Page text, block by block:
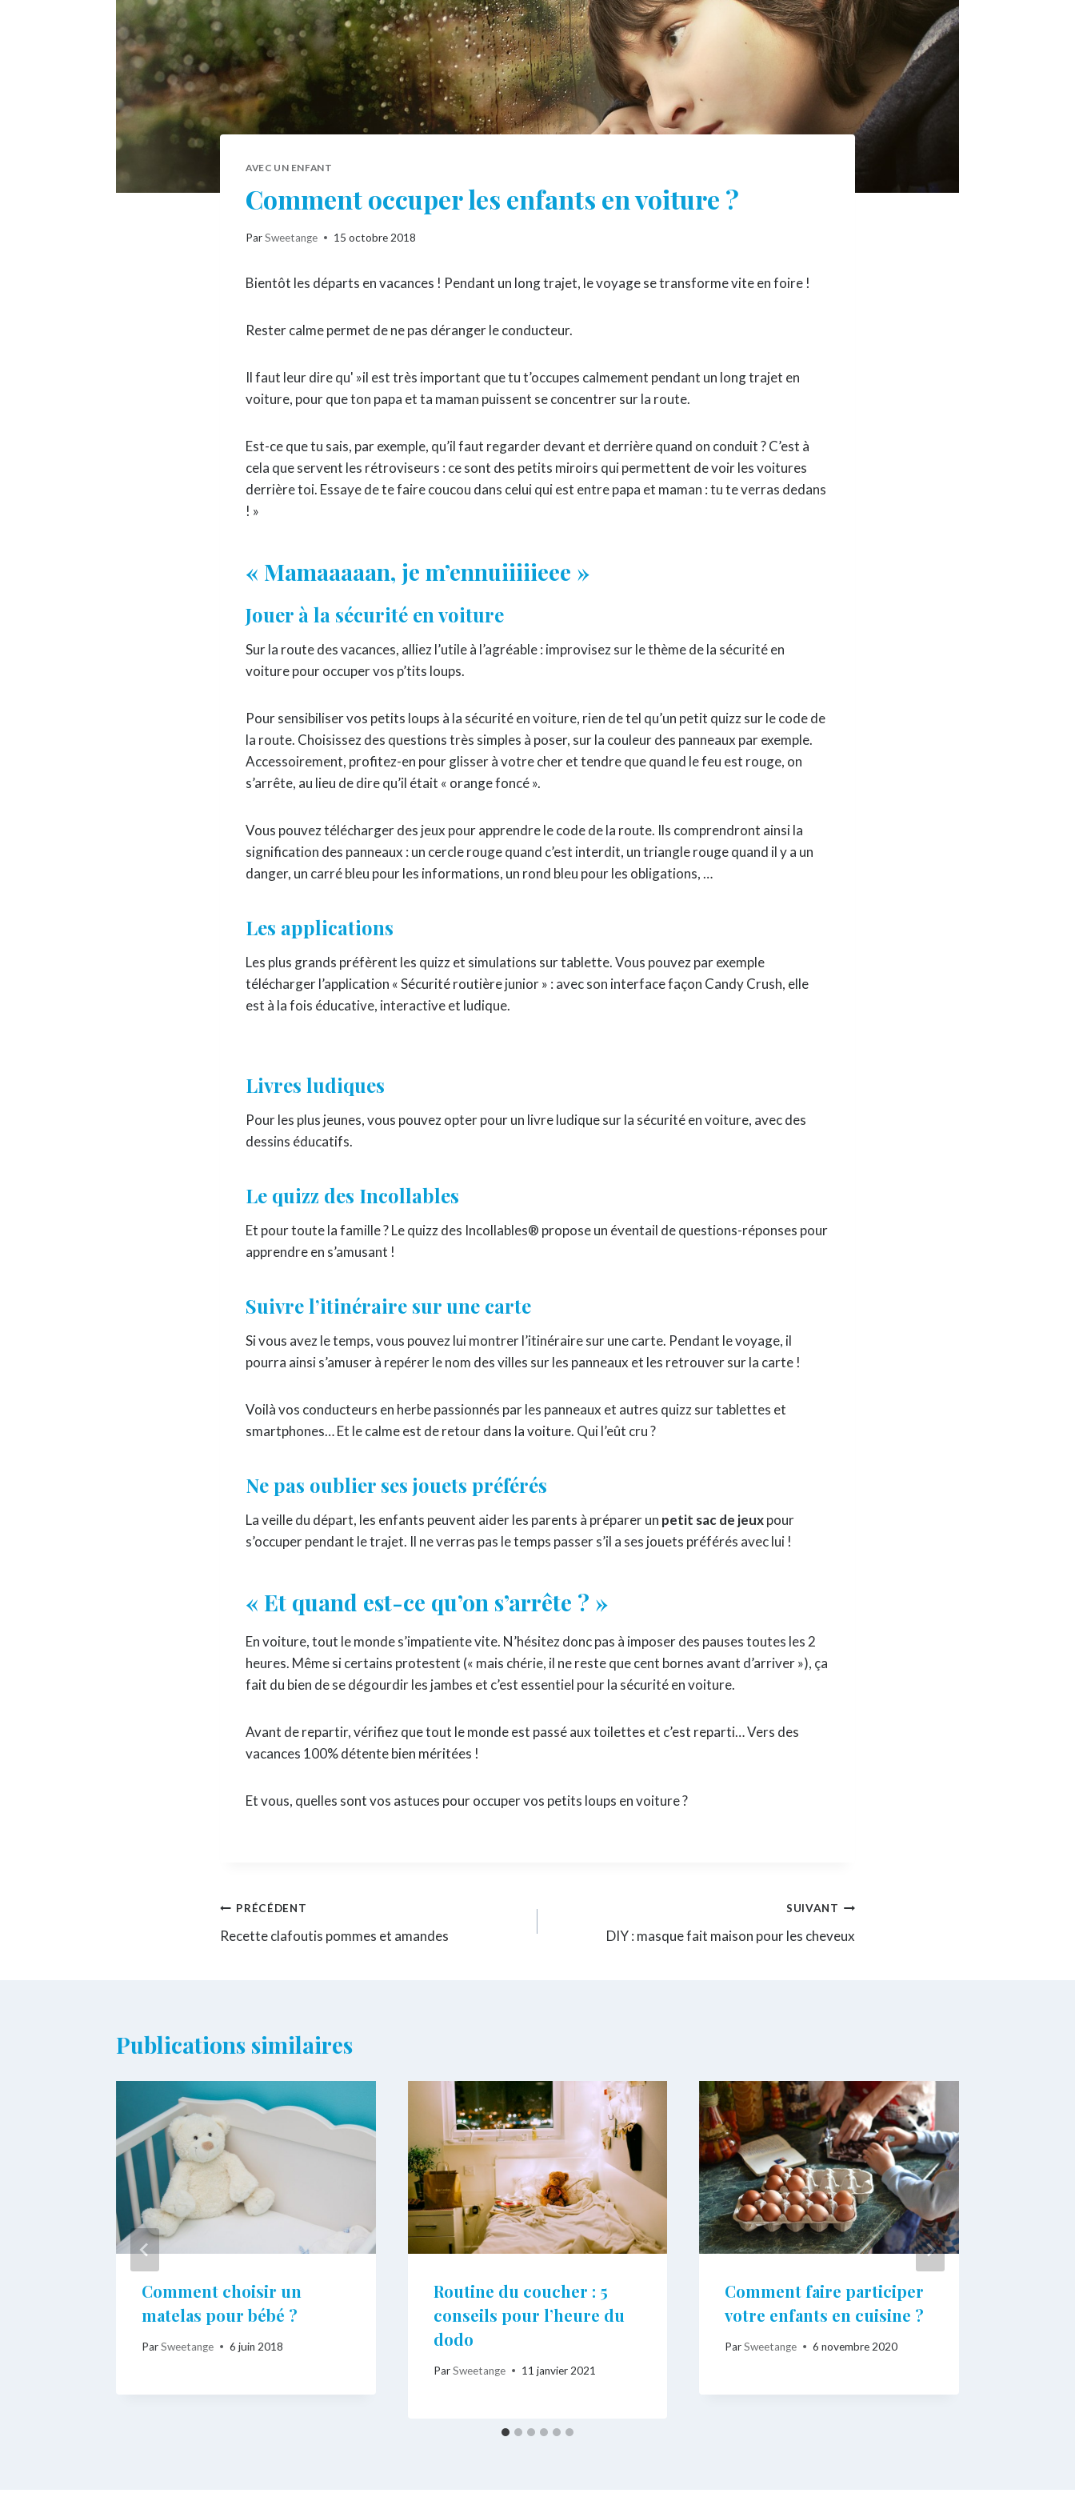
AVEC UN ENFANT
Comment occuper les enfants en voiture ?
ParSweetange 15 octobre 2018
Bientôt les départs en vacances ! Pendant un long trajet, le voyage se transforme vite en foire !
Rester calme permet de ne pas déranger le conducteur.
Il faut leur dire qu' »il est très important que tu t’occupes calmement pendant un long trajet en
voiture, pour que ton papa et ta maman puissent se concentrer sur la route.
Est-ce que tu sais, par exemple, qu’il faut regarder devant et derrière quand on conduit ? C’est à
cela que servent les rétroviseurs : ce sont des petits miroirs qui permettent de voir les voitures
derrière toi. Essaye de te faire coucou dans celui qui est entre papa et maman : tu te verras dedans
! »
« Mamaaaaan, je m’ennuiiiiieee »
Jouer à la sécurité en voiture
Sur la route des vacances, alliez l’utile à l’agréable : improvisez sur le thème de la sécurité en
voiture pour occuper vos p’tits loups.
Pour sensibiliser vos petits loups à la sécurité en voiture, rien de tel qu’un petit quizz sur le code de
la route. Choisissez des questions très simples à poser, sur la couleur des panneaux par exemple.
Accessoirement, profitez-en pour glisser à votre cher et tendre que quand le feu est rouge, on
s’arrête, au lieu de dire qu’il était « orange foncé ».
Vous pouvez télécharger des jeux pour apprendre le code de la route. Ils comprendront ainsi la
signification des panneaux : un cercle rouge quand c’est interdit, un triangle rouge quand il y a un
danger, un carré bleu pour les informations, un rond bleu pour les obligations, …
Les applications
Les plus grands préfèrent les quizz et simulations sur tablette. Vous pouvez par exemple
télécharger l’application « Sécurité routière junior » : avec son interface façon Candy Crush, elle
est à la fois éducative, interactive et ludique.
Livres ludiques
Pour les plus jeunes, vous pouvez opter pour un livre ludique sur la sécurité en voiture, avec des
dessins éducatifs.
Le quizz des Incollables
Et pour toute la famille ? Le quizz des Incollables® propose un éventail de questions-réponses pour
apprendre en s’amusant !
Suivre l’itinéraire sur une carte
Si vous avez le temps, vous pouvez lui montrer l’itinéraire sur une carte. Pendant le voyage, il
pourra ainsi s’amuser à repérer le nom des villes sur les panneaux et les retrouver sur la carte !
Voilà vos conducteurs en herbe passionnés par les panneaux et autres quizz sur tablettes et
smartphones… Et le calme est de retour dans la voiture. Qui l’eût cru ?
Ne pas oublier ses jouets préférés
La veille du départ, les enfants peuvent aider les parents à préparer un petit sac de jeuxpour
s’occuper pendant le trajet. Il ne verras pas le temps passer s’il a ses jouets préférés avec lui !
« Et quand est-ce qu’on s’arrête ? »
En voiture, tout le monde s’impatiente vite. N’hésitez donc pas à imposer des pauses toutes les 2
heures. Même si certains protestent (« mais chérie, il ne reste que cent bornes avant d’arriver »), ça
fait du bien de se dégourdir les jambes et c’est essentiel pour la sécurité en voiture.
Avant de repartir, vérifiez que tout le monde est passé aux toilettes et c’est reparti… Vers des
vacances 100% détente bien méritées !
Et vous, quelles sont vos astuces pour occuper vos petits loups en voiture ?
Navigation
de
PRÉCÉDENT
Recette clafoutis pommes et amandes
SUIVANT
DIY : masque fait maison pour les cheveux
Publications similaires
Comment choisir un
matelas pour bébé ?
ParSweetange 6 juin 2018
Routine du coucher : 5
conseils pour l’heure du
dodo
Par Sweetange 11 janvier 2021
Comment faire participer
votre enfants en cuisine ?
Par Sweetange 6 novembre 2020